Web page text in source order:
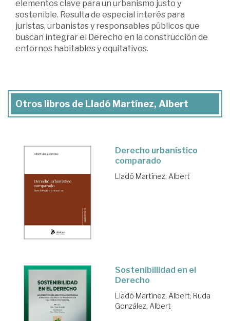
elementos clave para un urbanismo justo y
sostenible. Resulta de especial interés para
juristas, urbanistas y responsables públicos que
buscan integrar el Derecho en la construcción de
entornos habitables y equitativos.
Otros libros de Lladó Martínez, Albert
Derecho urbanístico
comparado
Lladó Martínez, Albert
Sostenibillidad en el
Derecho
Lladó Martínez, Albert; Ruda
González, Albert